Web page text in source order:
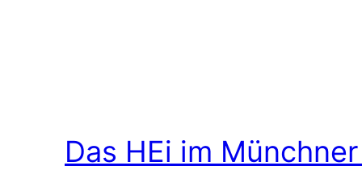
Das HEi im